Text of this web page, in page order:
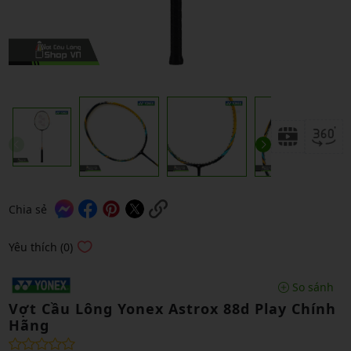
Chia sẻ
Yêu thích (0)
So sánh
Vợt Cầu Lông Yonex Astrox 88d Play Chính
Hãng